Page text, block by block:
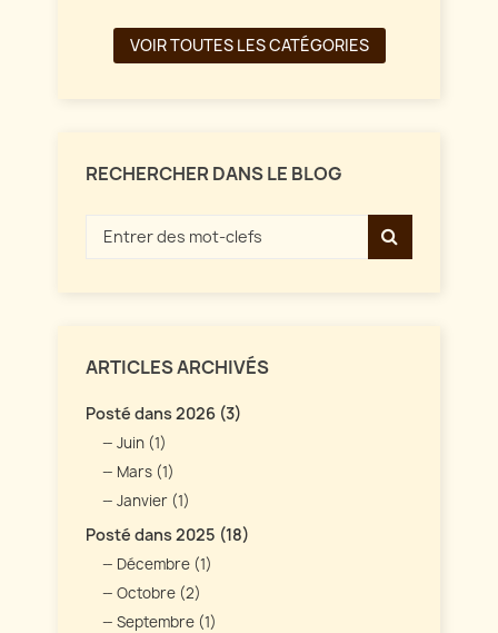
VOIR TOUTES LES CATÉGORIES
RECHERCHER DANS LE BLOG
ARTICLES ARCHIVÉS
Posté dans 2026 (3)
Juin (1)
Mars (1)
Janvier (1)
Posté dans 2025 (18)
Décembre (1)
Octobre (2)
Septembre (1)